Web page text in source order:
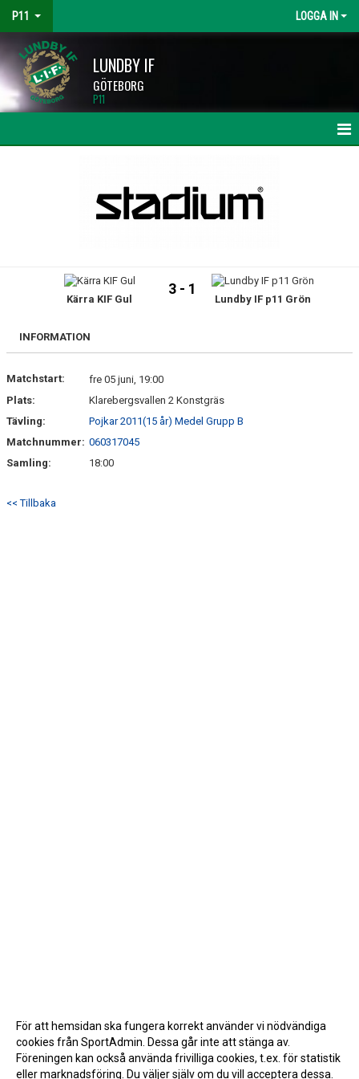
P11 LOGGA IN
LUNDBY IF
GÖTEBORG
P11
BILDGALLERI
KONTAKT
Kärra KIF Gul
3 - 1
Lundby IF p11 Grön
INFORMATION
Matchstart:
fre 05 juni, 19:00
Plats:
Klarebergsvallen 2 Konstgräs
Tävling:
Pojkar 2011(15 år) Medel Grupp B
Matchnummer: 060317045
Samling:
18:00
<< Tillbaka
För att hemsidan ska fungera korrekt använder vi nödvändiga
cookies från SportAdmin. Dessa går inte att stänga av.
Föreningen kan också använda frivilliga cookies, t.ex. för statistik
eller marknadsföring. Du väljer själv om du vill acceptera dessa.